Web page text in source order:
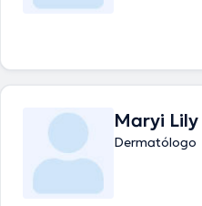
Maryi
Dermatólogo